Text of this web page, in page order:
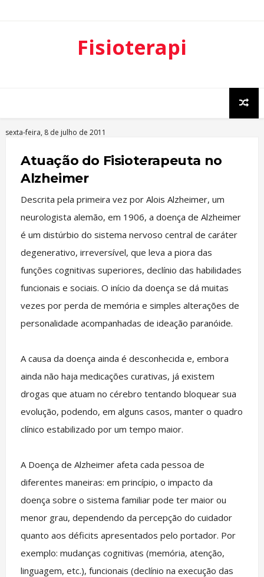
Fisioterapi
sexta-feira, 8 de julho de 2011
Atuação do Fisioterapeuta no
Alzheimer
Descrita pela primeira vez por Alois Alzheimer, um
neurologista alemão, em 1906, a doença de Alzheimer
é um distúrbio do sistema nervoso central de caráter
degenerativo, irreversível, que leva a piora das
funções cognitivas superiores, declínio das habilidades
funcionais e sociais. O início da doença se dá muitas
vezes por perda de memória e simples alterações de
personalidade acompanhadas de ideação paranóide.
A causa da doença ainda é desconhecida e, embora
ainda não haja medicações curativas, já existem
drogas que atuam no cérebro tentando bloquear sua
evolução, podendo, em alguns casos, manter o quadro
clínico estabilizado por um tempo maior.
A Doença de Alzheimer afeta cada pessoa de
diferentes maneiras: em princípio, o impacto da
doença sobre o sistema familiar pode ter maior ou
menor grau, dependendo da percepção do cuidador
quanto aos déficits apresentados pelo portador. Por
exemplo: mudanças cognitivas (memória, atenção,
linguagem, etc.), funcionais (declínio na execução das